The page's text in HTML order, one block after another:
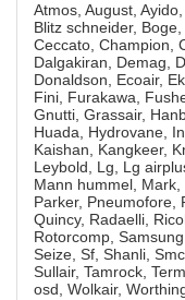
Atmos, August,
Blitz schneider,
Ceccato, Champion,
Dalgakiran, Demag,
Donaldson, Ecoair,
Fini, Furakawa,
Gnutti, Grassair,
Huada, Hydrovane,
Kaishan, Kangkeer,
Leybold, Lg, Lg
Mann hummel,
Parker, Pneumofore,
Quincy, Radaelli,
Rotorcomp,
Seize, Sf, Shanli,
Sullair, Tamrock,
osd, Wolkair,